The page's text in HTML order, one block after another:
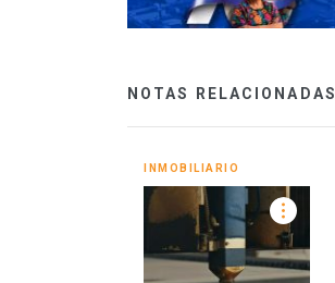
NOTAS RELACIONADAS
INMOBILIARIO